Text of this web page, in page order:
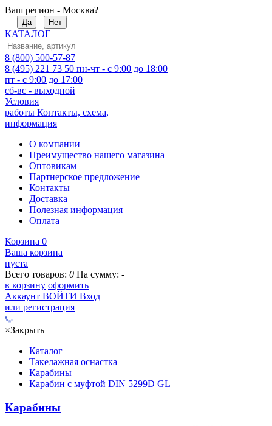
Ваш регион - Москва?
Да Нет
КАТАЛОГ
8 (800) 500-57-87
8 (495) 221 73 50 пн-чт - с 9:00 до 18:00
пт - с 9:00 до 17:00
сб-вс - выходной
Условия
работы Контакты, схема,
информация
О компании
Преимущество нашего магазина
Оптовикам
Партнерское предложение
Контакты
Доставка
Полезная информация
Оплата
Корзина 0
Ваша корзина
пуста
Всего товаров: 0 На сумму: -
в корзину оформить
Аккаунт ВОЙТИ Вход
или регистрация
×Закрыть
Каталог
Такелажная оснастка
Карабины
Карабин с муфтой DIN 5299D GL
Карабины